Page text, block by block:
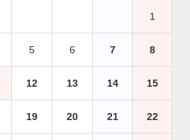
1
5 6 7 8
12 13 14 15
19 20 21 22